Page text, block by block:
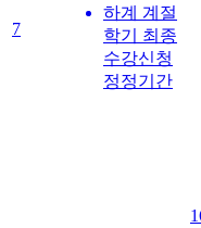
7
하계 계절
학기 최종
수강신청
정정기간